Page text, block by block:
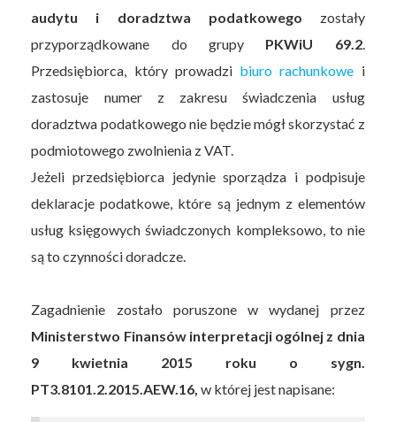
audytu i doradztwa podatkowego zostały
przyporządkowane do grupy PKWiU 69.2.
Przedsiębiorca, który prowadzi biuro rachunkowe i
zastosuje numer z zakresu świadczenia usług
doradztwa podatkowego nie będzie mógł skorzystać z
podmiotowego zwolnienia z VAT.
Jeżeli przedsiębiorca jedynie sporządza i podpisuje
deklaracje podatkowe, które są jednym z elementów
usług księgowych świadczonych kompleksowo, to nie
są to czynności doradcze.
Zagadnienie zostało poruszone w wydanej przez
Ministerstwo Finansów interpretacji ogólnej z dnia
9 kwietnia 2015 roku o sygn.
PT3.8101.2.2015.AEW.16, w której jest napisane: